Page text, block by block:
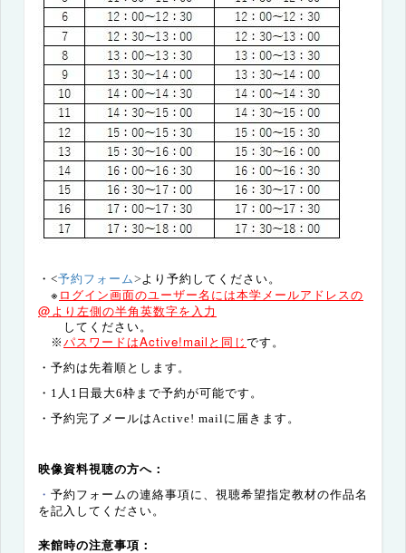
・<予約フォーム> より予約してください。
※ ログイン画面のユーザー名には本学メールアドレスの
@より左側の半角英数字を 入力
して ください。
※ パスワードはActive!mail と同じ です。
・予約は先着順とします。
・1人1日最大6枠まで予約が可能です。
・予約完了メールは Active! mail に届きます。
映像資料視聴の方へ：
・ 予約フォームの連絡事項に、視聴希望指定教材の作品名
を記入してください。
来館時の注意事項：